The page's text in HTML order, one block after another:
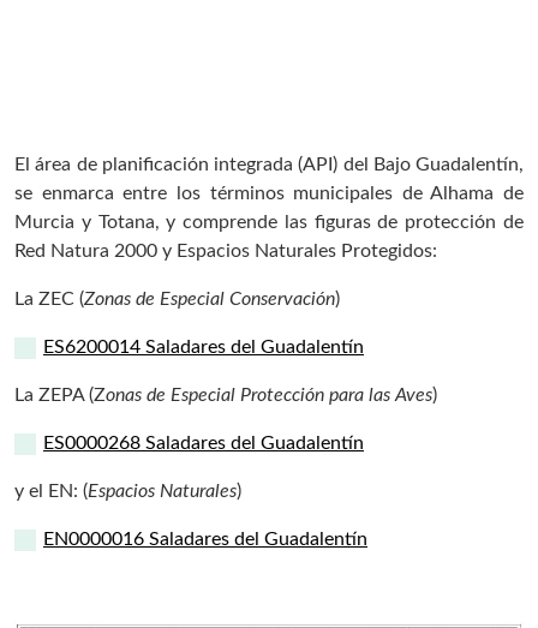
El área de planificación integrada (API) del Bajo Guadalentín,
se enmarca entre los términos municipales de Alhama de
Murcia y Totana, y comprende las figuras de protección de
Red Natura 2000 y Espacios Naturales Protegidos:
La ZEC (Zonas de Especial Conservación)
ES6200014 Saladares del Guadalentín
La ZEPA (Zonas de Especial Protección para las Aves)
ES0000268 Saladares del Guadalentín
y el EN: (Espacios Naturales)
EN0000016 Saladares del Guadalentín